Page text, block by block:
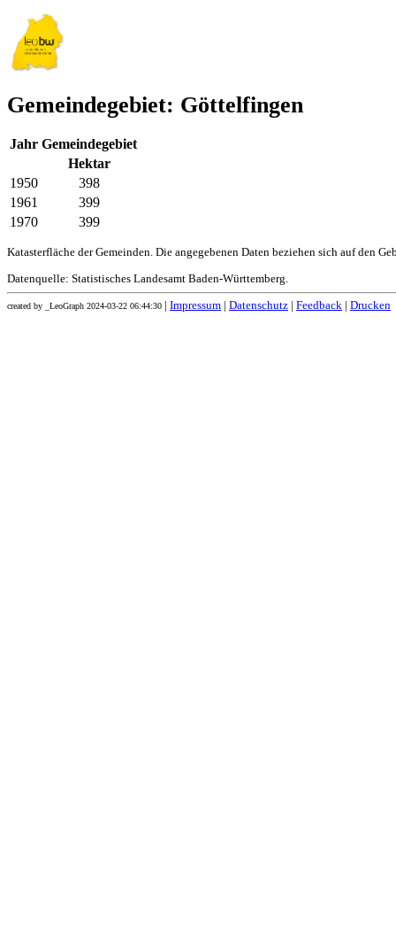
Gemeindegebiet: Göttelfingen
Jahr Gemeindegebiet
Hektar
1950
398
1961
399
1970
399
Katasterfläche der Gemeinden. Die angegebenen Daten beziehen sich auf den
Datenquelle: Statistisches Landesamt Baden-Württemberg.
created by _LeoGraph 2024-03-22 06:44:30 Impressum Datenschutz Feedback Drucken